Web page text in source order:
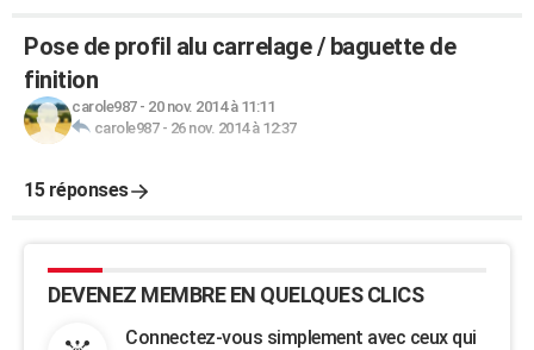
Pose de profil alu carrelage / baguette de
finition
carole987- 20 nov. 2014 à 11:11
carole987- 26 nov. 2014 à 12:37
15 réponses
DEVENEZ MEMBRE EN QUELQUES CLICS
Connectez-vous simplement avec ceux qui